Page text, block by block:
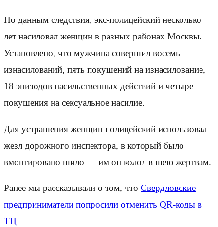
По данным следствия, экс-полицейский несколько
лет насиловал женщин в разных районах Москвы.
Установлено, что мужчина совершил восемь
изнасилований, пять покушений на изнасилование,
18 эпизодов насильственных действий и четыре
покушения на сексуальное насилие.
Для устрашения женщин полицейский использовал
жезл дорожного инспектора, в который было
вмонтировано шило — им он колол в шею жертвам.
Ранее мы рассказывали о том, что Свердловские
предприниматели попросили отменить QR-коды в
ТЦ